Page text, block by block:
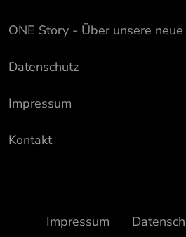
ONE Story - Über unsere
Datenschutz
Impressum
Kontakt
Impressum